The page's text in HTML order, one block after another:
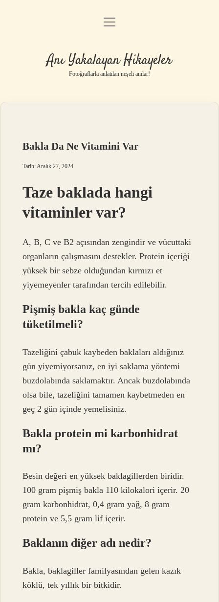
Anasayfa
Yasal Uyarı
menüyü
Anı Yakalayan Hikayeler
Fotoğraflarla anlatılan neşeli anılar!
Bakla Da Ne Vitamini Var
Tarih: Aralık 27, 2024
Taze baklada hangi
vitaminler var?
A, B, C ve B2 açısından zengindir ve vücuttaki
organların çalışmasını destekler. Protein içeriği
yüksek bir sebze olduğundan kırmızı et
yiyemeyenler tarafından tercih edilebilir.
Pişmiş bakla kaç günde
tüketilmeli?
Tazeliğini çabuk kaybeden baklaları aldığınız
gün yiyemiyorsanız, en iyi saklama yöntemi
buzdolabında saklamaktır. Ancak buzdolabında
olsa bile, tazeliğini tamamen kaybetmeden en
geç 2 gün içinde yemelisiniz.
Bakla protein mi karbonhidrat
mı?
Besin değeri en yüksek baklagillerden biridir.
100 gram pişmiş bakla 110 kilokalori içerir. 20
gram karbonhidrat, 0,4 gram yağ, 8 gram
protein ve 5,5 gram lif içerir.
Baklanın diğer adı nedir?
Bakla, baklagiller familyasından gelen kazık
köklü, tek yıllık bir bitkidir.